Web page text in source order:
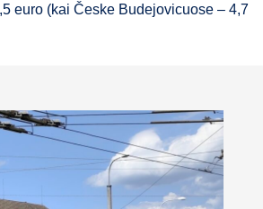
euro (kai Česke Budejovicuose – 4,7